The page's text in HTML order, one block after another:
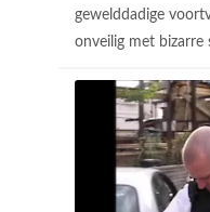
gewelddadige
onveilig met bizarre